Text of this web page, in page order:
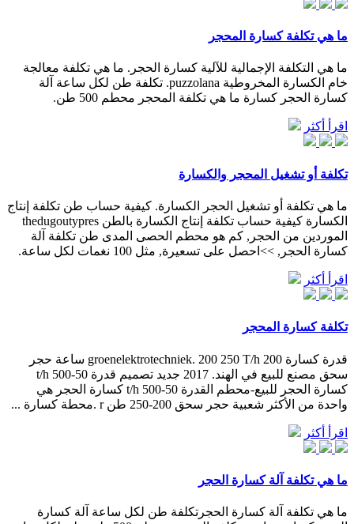
ما هي تكلفة كسارة المحجر
ما هي التكلفة الإجمالية للآلية كسارة الحجر. ما هي تكلفة معالجة
خام الكسارة المخروطية puzzolana. تكلفة طن لكل ساعة آلة
كسارة الحجر كسارة ما هي تكلفة المحجر محطم 500 طن.
اقرأ أكثر
تكلفة أو تشغيل المحجر والكسارة
ما هي تكلفة أو تشغيل الحجر الكسارة. كيفية حساب طن تكلفة إنتاج
الكسارة كيفية حساب تكلفة إنتاج الكسارة بالطن thedugoutypres
الموردين من الحجر, كم هو محطم الحصى المدى طن تكلفة آلة
كسارة الحجر, >>احصل على تسعيرة, مثل 100 نغمات لكل ساعة.
اقرأ أكثر
تكلفة كسارة المحجر
قدرة كسارة 200 groenelektrotechniek. 200 250 T/h ساعة حجر
سحق مصنع للبيع في الهند. 2017 جديد تصميم قدرة 50-500 t/h
كسارة الحجر للبيع-محطم القدرة 50-500 t/h كسارة الحجر هي
واحدة من الأكثر شعبية حجر سحق 200-250 طن r .محطة كسارة ...
اقرأ أكثر
ما هي تكلفة آلة كسارة الحجر
ما هي تكلفة آلة كسارة الحجرتكلفة طن لكل ساعة آلة كسارة